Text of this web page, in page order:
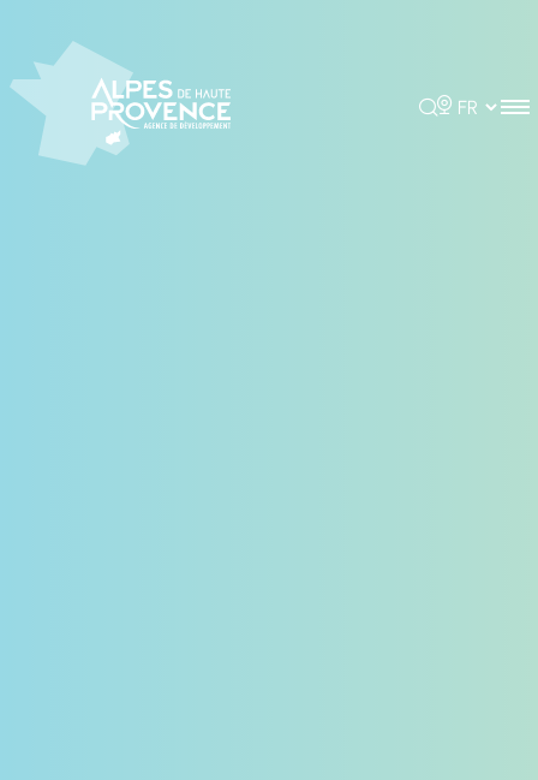
Rechercher
Choisir la